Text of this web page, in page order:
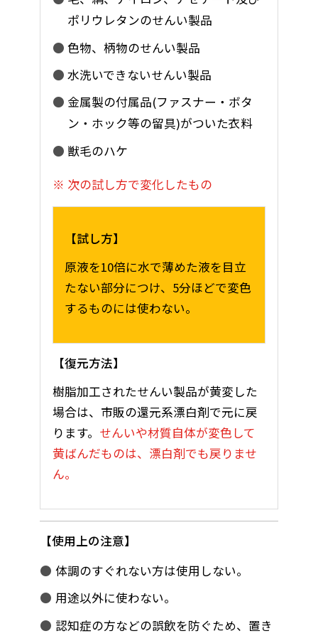
ポリウレタンのせんい製品
色物、柄物のせんい製品
水洗いできないせんい製品
金属製の付属品(ファスナー・ボタ
ン・ホック等の留具)がついた衣料
獣毛のハケ
次の試し方で変化したもの
試し方
原液を10倍に水で薄めた液を目立
たない部分につけ、5分ほどで変色
するものには使わない。
復元方法
樹脂加工されたせんい製品が黄変した
場合は、市販の還元系漂白剤で元に戻
ります。 せんいや材質自体が変色して
黄ばんだものは、漂白剤でも戻りませ
ん。
使用上の注意
体調のすぐれない方は使用しない。
用途以外に使わない。
認知症の方などの誤飲を防ぐため、置き